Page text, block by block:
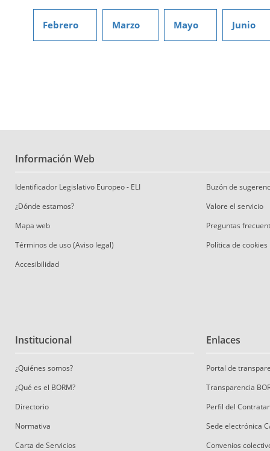
Febrero Marzo Mayo Junio
Información Web
Identificador Legislativo Europeo - ELI
¿Dónde estamos?
Mapa web
Términos de uso (Aviso legal)
Accesibilidad
Buzón de
Valore el servicio
Preguntas
Política de cookies
Institucional
¿Quiénes somos?
¿Qué es el BORM?
Directorio
Normativa
Carta de Servicios
Enlaces
Portal de
Transparencia
Perfil del
Sede electrónica
Convenios